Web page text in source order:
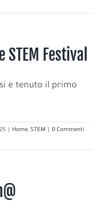
Festival
è tenuto il primo
Home, STEM
0 Commenti